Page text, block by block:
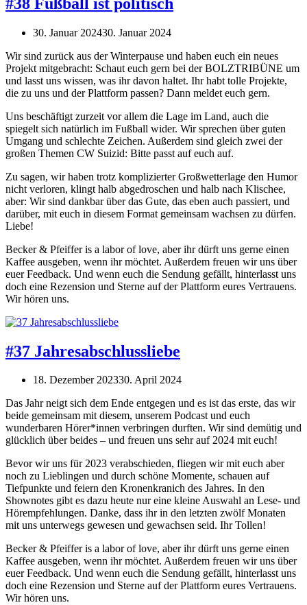
30. Januar 202430. Januar 2024
Wir sind zurück aus der Winterpause und haben euch ein neues
Projekt mitgebracht: Schaut euch gern bei der BOLZTRIBÜNE um
und lasst uns wissen, was ihr davon haltet. Ihr habt tolle Projekte,
die zu uns und der Plattform passen? Dann meldet euch gern.
Uns beschäftigt zurzeit vor allem die Lage im Land, auch die
spiegelt sich natürlich im Fußball wider. Wir sprechen über guten
Umgang und schlechte Zeichen. Außerdem sind gleich zwei der
großen Themen CW Suizid: Bitte passt auf euch auf.
Zu sagen, wir haben trotz komplizierter Großwetterlage den Humor
nicht verloren, klingt halb abgedroschen und halb nach Klischee,
aber: Wir sind dankbar über das Gute, das eben auch passiert, und
darüber, mit euch in diesem Format gemeinsam wachsen zu dürfen.
Liebe!
Becker & Pfeiffer is a labor of love, aber ihr dürft uns gerne einen
Kaffee ausgeben, wenn ihr möchtet. Außerdem freuen wir uns über
euer Feedback. Und wenn euch die Sendung gefällt, hinterlasst uns
doch eine Rezension und Sterne auf der Plattform eures Vertrauens.
Wir hören uns.
#37 Jahresabschlussliebe
18. Dezember 202330. April 2024
Das Jahr neigt sich dem Ende entgegen und es ist das erste, das wir
beide gemeinsam mit diesem, unserem Podcast und euch
wunderbaren Hörer*innen verbringen durften. Wir sind demütig und
glücklich über beides – und freuen uns sehr auf 2024 mit euch!
Bevor wir uns für 2023 verabschieden, fliegen wir mit euch aber
noch zu Lieblingen und durch schöne Momente, schauen auf
Tiefpunkte und feiern den Kronenkranich des Jahres. In den
Shownotes gibt es dazu heute nur eine kleine Auswahl an Lese- und
Hörempfehlungen. Danke, dass ihr in den letzten zwölf Monaten
mit uns unterwegs gewesen und gewachsen seid. Ihr Tollen!
Becker & Pfeiffer is a labor of love, aber ihr dürft uns gerne einen
Kaffee ausgeben, wenn ihr möchtet. Außerdem freuen wir uns über
euer Feedback. Und wenn euch die Sendung gefällt, hinterlasst uns
doch eine Rezension und Sterne auf der Plattform eures Vertrauens.
Wir hören uns.